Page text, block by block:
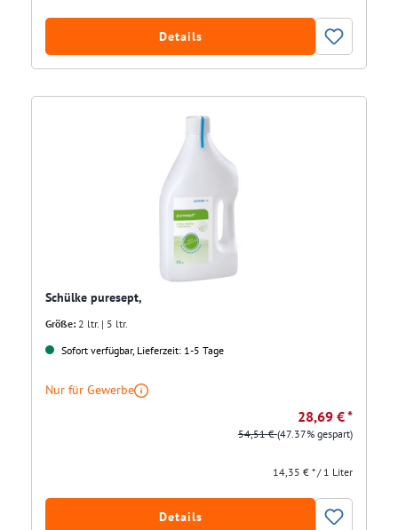
Details
Schülke puresept,
Größe: 2 ltr. | 5 ltr.
Sofort verfügbar, Lieferzeit: 1-5 Tage
Nur für Gewerbe
28,69 € *
54,51 €(47.37% gespart)
14,35 € * / 1 Liter
Details